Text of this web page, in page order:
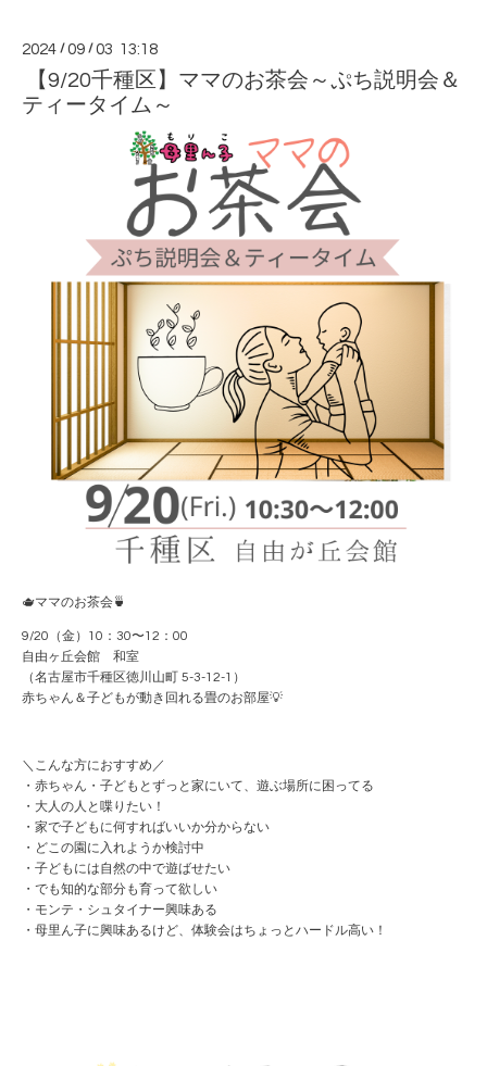
2024 /09 /03 13:18
【9/20千種区】ママのお茶会～ぷち説明会＆
ティータイム～
🫖ママのお茶会🍵
9/20（金）10：30〜12：00
自由ヶ丘会館 和室
（名古屋市千種区徳川山町 5-3-12-1）
赤ちゃん＆子どもが動き回れる畳のお部屋💡
＼こんな方におすすめ／
・赤ちゃん・子どもとずっと家にいて、遊ぶ場所に困ってる
・大人の人と喋りたい！
・家で子どもに何すればいいか分からない
・どこの園に入れようか検討中
・子どもには自然の中で遊ばせたい
・でも知的な部分も育って欲しい
・モンテ・シュタイナー興味ある
・母里ん子に興味あるけど、体験会はちょっとハードル高い！